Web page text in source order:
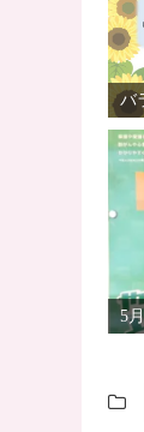
バ
5